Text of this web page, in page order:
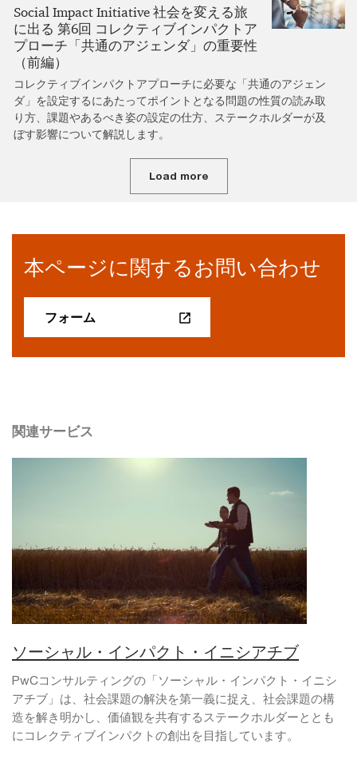
Social Impact Initiative 社会を変える旅
に出る 第6回 コレクティブインパクトア
プローチ「共通のアジェンダ」の重要性
（前編）
コレクティブインパクトアプローチに必要な「共通のアジェン
ダ」を設定するにあたってポイントとなる問題の性質の読み取
り方、課題やあるべき姿の設定の仕方、ステークホルダーが及
ぼす影響について解説します。
Load more
本ページに関するお問い合わせ
フォーム
関連サービス
ソーシャル・インパクト・イニシアチブ
PwCコンサルティングの「ソーシャル・インパクト・イニシ
アチブ」は、社会課題の解決を第一義に捉え、社会課題の構
造を解き明かし、価値観を共有するステークホルダーととも
にコレクティブインパクトの創出を目指しています。